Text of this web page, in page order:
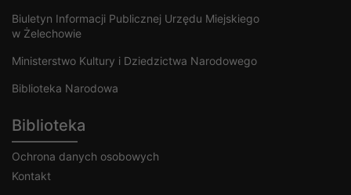
Biuletyn Informacji Publicznej Urzędu Miejskiego
w Żelechowie
Ministerstwo Kultury i Dziedzictwa Narodowego
Biblioteka Narodowa
Biblioteka
Ochrona danych osobowych
Kontakt